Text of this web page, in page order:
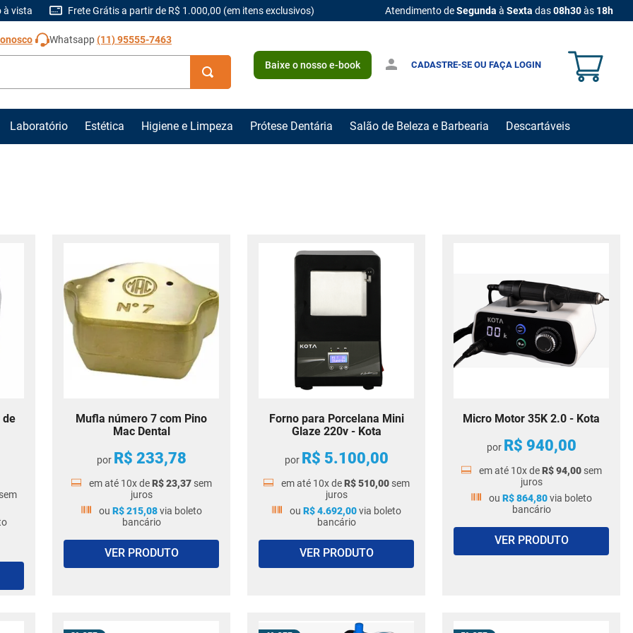
à vista Frete Grátis a partir de R$ 1.000,00 (em itens exclusivos) Atendimento deSegunda à Sexta das08h30às 18h
Whatsapp(11) 95555-7463
Baixe o nosso e-book CADASTRE-SE OU FAÇA LOGIN
Laboratório Estética Higiene e Limpeza Prótese Dentária Salão de Beleza e Barbearia Descartáveis
de
sem
Mufla número 7 com Pino
Mac Dental
por R$ 233,78
em até 10x deR$23,37 sem
juros
ou R$215,08via boleto
bancário
VER PRODUTO
Forno para Porcelana Mini
Glaze 220v - Kota
por R$ 5.100,00
em até 10x deR$510,00 sem
juros
ou R$4.692,00via boleto
bancário
VER PRODUTO
Micro Motor 35K 2.0 - Kota
por R$ 940,00
em até 10x deR$94,00 sem
juros
ou R$864,80via boleto
bancário
VER PRODUTO